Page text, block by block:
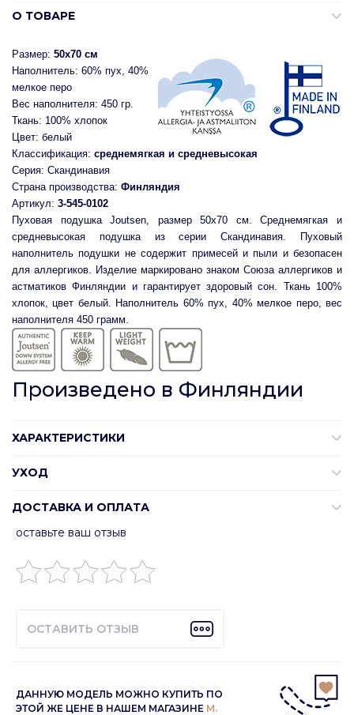
О ТОВАРЕ
Размер: 50x70 см
Наполнитель: 60% пух, 40%
мелкое перо
Вес наполнителя: 450 гр.
Ткань: 100% хлопок
Цвет: белый
Классификация: среднемягкая и средневысокая
Серия: Скандинавия
Страна производства: Финляндия
Артикул: 3-545-0102
Пуховая подушка Joutsen, размер 50х70 см. Среднемягкая и
средневысокая подушка из серии Скандинавия.
Пуховый
наполнитель подушки не содержит примесей и пыли и безопасен
для аллергиков. Изделие маркировано знаком Союза аллергиков и
астматиков Финляндии и гарантирует здоровый сон
Ткань 100%
хлопок, цвет белый.
Наполнитель 60% пух, 40% мелкое перо, вес
наполнителя 450 грамм.
Произведено в Финляндии
ХАРАКТЕРИСТИКИ
УХОД
ДОСТАВКА И ОПЛАТА
оставьте ваш отзыв
ОСТАВИТЬ ОТЗЫВ
ДАННУЮ МОДЕЛЬ МОЖНО КУПИТЬ ПО
ЭТОЙ ЖЕ ЦЕНЕ В НАШЕМ МАГАЗИНЕ М.